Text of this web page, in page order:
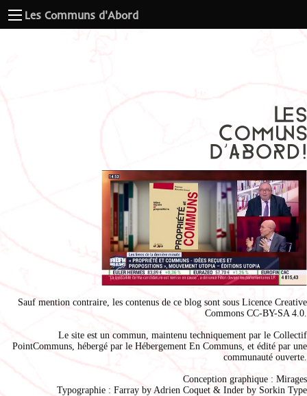
Les Communs d'Abord
Sauf mention contraire, les contenus de ce blog sont sous Licence Creative
Commons CC-BY-SA 4.0.
Le site est un commun, maintenu techniquement par le Collectif
PointCommuns, hébergé par le Hébergement En Communs, et édité par une
communauté ouverte.
Conception graphique : Mirages
Typographie : Farray by Adrien Coquet & Inder by Sorkin Type